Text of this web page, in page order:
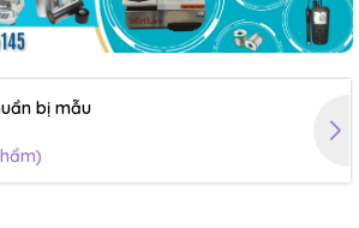
bị mẫu